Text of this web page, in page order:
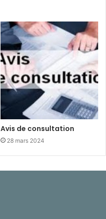
Avis de consultation
28 mars 2024